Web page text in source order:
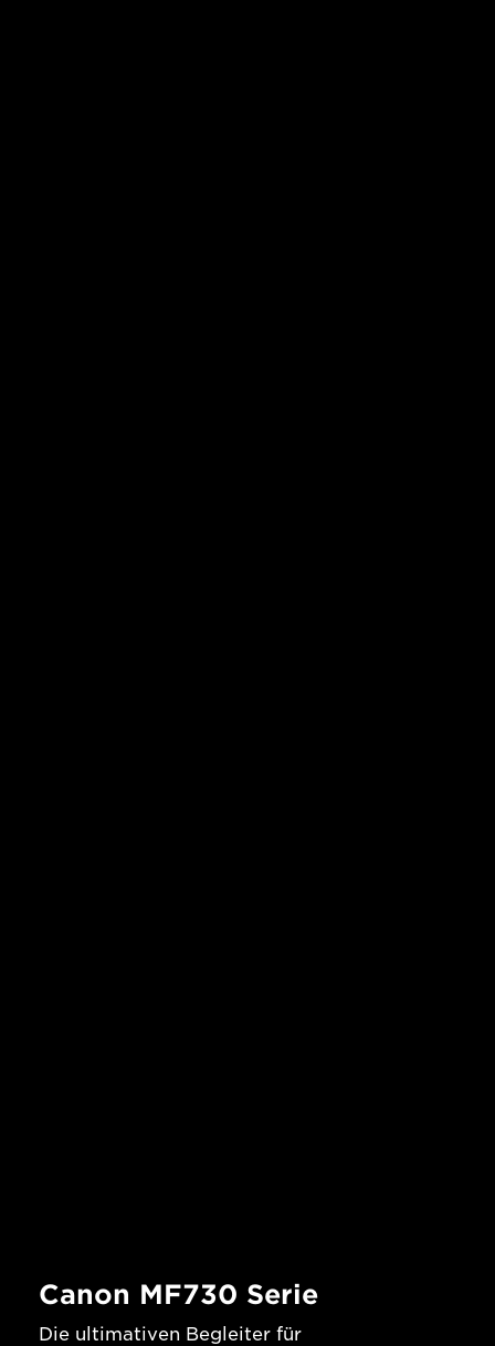
Canon MF730 Serie
Die ultimativen Begleiter für